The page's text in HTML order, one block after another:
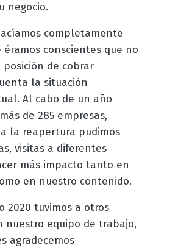
negocio.
completamente
éramos conscientes que no
de cobrar
la situación
Al cabo de un año
de 285 empresas,
la reapertura pudimos
visitas a diferentes
más impacto tanto en
en nuestro contenido.
2020 tuvimos a otros
nuestro equipo de trabajo,
agradecemos